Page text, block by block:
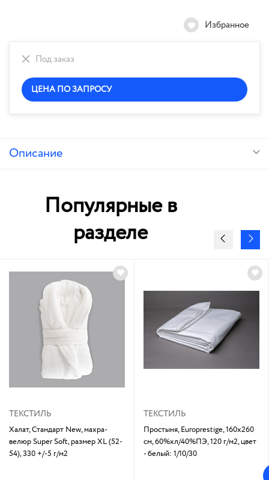
Избранное
Под заказ
ЦЕНА ПО ЗАПРОСУ
Описание
Популярные в
разделе
ТЕКСТИЛЬ
Халат, Стандарт New, махра-
велюр Super Soft, размер XL (52-
54), 330 +/-5 г/м2
ТЕКСТИЛЬ
Простыня, Europrestige, 160х260
см, 60%хл/40%ПЭ, 120 г/м2, цвет
- белый: 1/10/30